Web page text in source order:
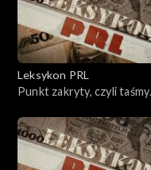
Leksykon PRL
Punkt zakryty, czyli taśmy